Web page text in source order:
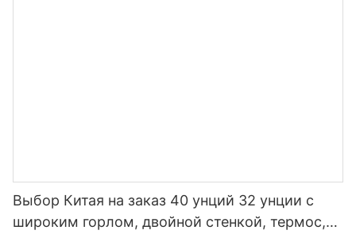
Выбор Китая на заказ 40 унций 32 унции с
широким горлом, двойной стенкой, термос,